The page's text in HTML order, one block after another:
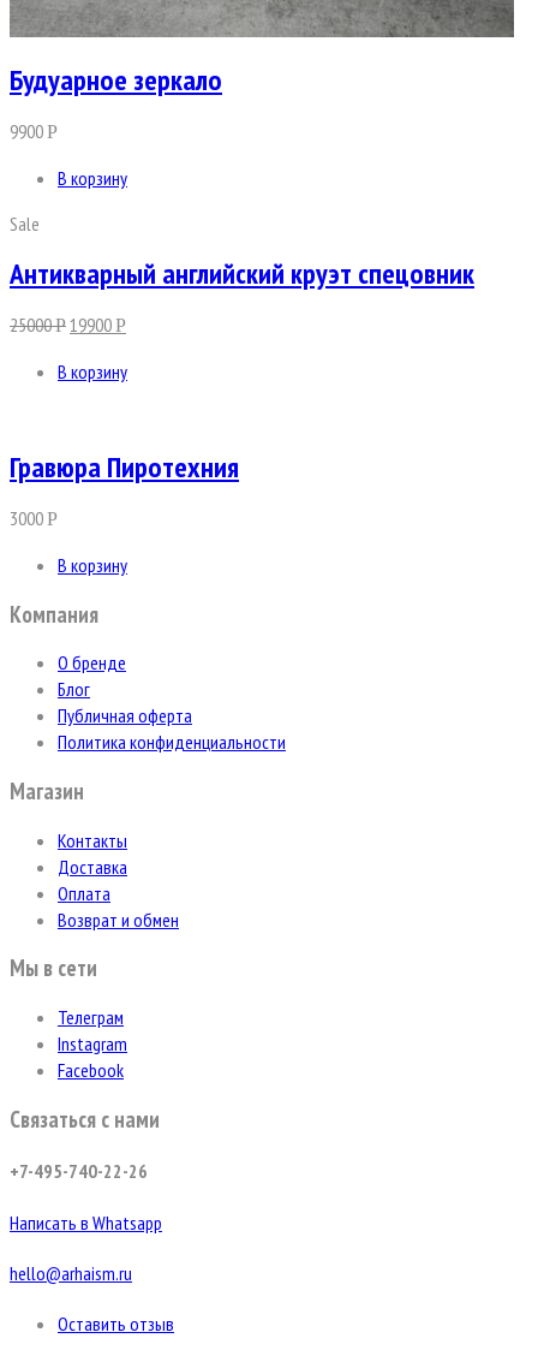
Будуарное зеркало
9900Р
В корзину
Sale
Антикварный английский круэт спецовник
25000Р19900Р
В корзину
Гравюра Пиротехния
3000Р
В корзину
Компания
О бренде
Блог
Публичная оферта
Политика конфиденциальности
Магазин
Контакты
Доставка
Оплата
Возврат и обмен
Мы в сети
Телеграм
Instagram
Facebook
Связаться с нами
+7-495-740-22-26
Написать в Whatsapp
hello@arhaism.ru
Оставить отзыв